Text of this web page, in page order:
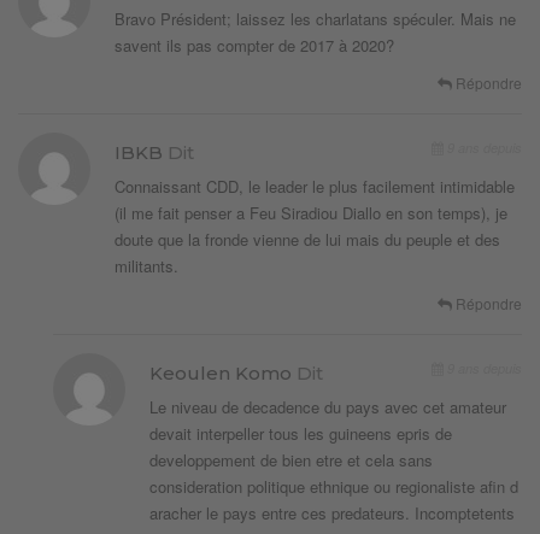
Bravo Président; laissez les charlatans spéculer. Mais ne
savent ils pas compter de 2017 à 2020?
Répondre
IBKB Dit
Connaissant CDD, le leader le plus facilement intimidable
(il me fait penser a Feu Siradiou Diallo en son temps), je
doute que la fronde vienne de lui mais du peuple et des
militants.
Répondre
Keoulen Komo Dit
Le niveau de decadence du pays avec cet amateur
devait interpeller tous les guineens epris de
developpement de bien etre et cela sans
consideration politique ethnique ou regionaliste afin d
aracher le pays entre ces predateurs. Incomptetents